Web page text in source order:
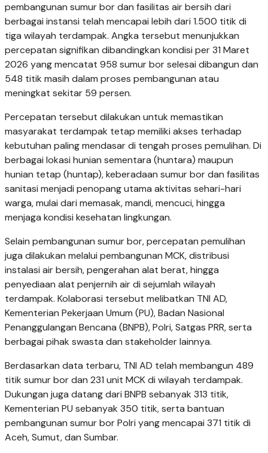
pembangunan sumur bor dan fasilitas air bersih dari
berbagai instansi telah mencapai lebih dari 1.500 titik di
tiga wilayah terdampak. Angka tersebut menunjukkan
percepatan signifikan dibandingkan kondisi per 31 Maret
2026 yang mencatat 958 sumur bor selesai dibangun dan
548 titik masih dalam proses pembangunan atau
meningkat sekitar 59 persen.
Percepatan tersebut dilakukan untuk memastikan
masyarakat terdampak tetap memiliki akses terhadap
kebutuhan paling mendasar di tengah proses pemulihan. Di
berbagai lokasi hunian sementara (huntara) maupun
hunian tetap (huntap), keberadaan sumur bor dan fasilitas
sanitasi menjadi penopang utama aktivitas sehari-hari
warga, mulai dari memasak, mandi, mencuci, hingga
menjaga kondisi kesehatan lingkungan.
Selain pembangunan sumur bor, percepatan pemulihan
juga dilakukan melalui pembangunan MCK, distribusi
instalasi air bersih, pengerahan alat berat, hingga
penyediaan alat penjernih air di sejumlah wilayah
terdampak. Kolaborasi tersebut melibatkan TNI AD,
Kementerian Pekerjaan Umum (PU), Badan Nasional
Penanggulangan Bencana (BNPB), Polri, Satgas PRR, serta
berbagai pihak swasta dan stakeholder lainnya.
Berdasarkan data terbaru, TNI AD telah membangun 489
titik sumur bor dan 231 unit MCK di wilayah terdampak.
Dukungan juga datang dari BNPB sebanyak 313 titik,
Kementerian PU sebanyak 350 titik, serta bantuan
pembangunan sumur bor Polri yang mencapai 371 titik di
Aceh, Sumut, dan Sumbar.